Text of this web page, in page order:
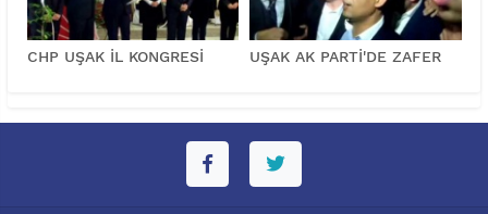
CHP UŞAK İL KONGRESİ UŞAK AK PARTİ'DE ZAFER